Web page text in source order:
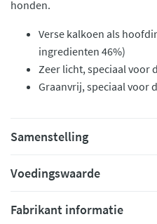
honden.
Verse kalkoen als
ingredienten 46%)
Zeer licht, speciaal voor
Graanvrij, speciaal voor
Samenstelling
Voedingswaarde
Fabrikant informatie